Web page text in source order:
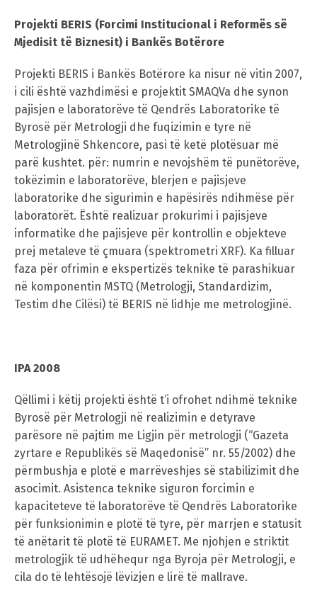
Projekti BERIS (Forcimi Institucional i Reformës së
Mjedisit të Biznesit) i Bankës Botërore
Projekti BERIS i Bankës Botërore ka nisur në vitin 2007,
i cili është vazhdimësi e projektit SMAQVa dhe synon
pajisjen e laboratorëve të Qendrës Laboratorike të
Byrosë për Metrologji dhe fuqizimin e tyre në
Metrologjinë Shkencore, pasi të ketë plotësuar më
parë kushtet. për: numrin e nevojshëm të punëtorëve,
tokëzimin e laboratorëve, blerjen e pajisjeve
laboratorike dhe sigurimin e hapësirës ndihmëse për
laboratorët. Është realizuar prokurimi i pajisjeve
informatike dhe pajisjeve për kontrollin e objekteve
prej metaleve të çmuara (spektrometri XRF). Ka filluar
faza për ofrimin e ekspertizës teknike të parashikuar
në komponentin MSTQ (Metrologji, Standardizim,
Testim dhe Cilësi) të BERIS në lidhje me metrologjinë.
IPA 2008
Qëllimi i këtij projekti është t’i ofrohet ndihmë teknike
Byrosë për Metrologji në realizimin e detyrave
parësore në pajtim me Ligjin për metrologji (“Gazeta
zyrtare e Republikës së Maqedonisë” nr. 55/2002) dhe
përmbushja e plotë e marrëveshjes së stabilizimit dhe
asocimit. Asistenca teknike siguron forcimin e
kapaciteteve të laboratorëve të Qendrës Laboratorike
për funksionimin e plotë të tyre, për marrjen e statusit
të anëtarit të plotë të EURAMET. Me njohjen e striktit
metrologjik të udhëhequr nga Byroja për Metrologji, e
cila do të lehtësojë lëvizjen e lirë të mallrave.